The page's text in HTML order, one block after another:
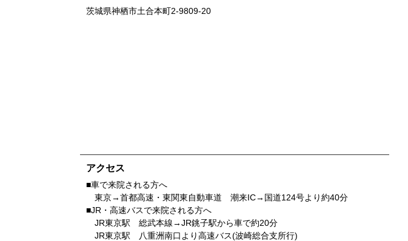
茨城県神栖市土合本町2-9809-20
アクセス
■車で来院される方へ
東京→首都高速・東関東自動車道 潮来IC→国道124号より約40分
■JR・高速バスで来院される方へ
JR東京駅 総武本線→JR銚子駅から車で約20分
JR東京駅 八重洲南口より高速バス(波崎総合支所行)